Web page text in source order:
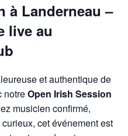
à Landerneau –
live au
et authentique de
notreOpen Irish Session
musicien confirmé,
cet événement est